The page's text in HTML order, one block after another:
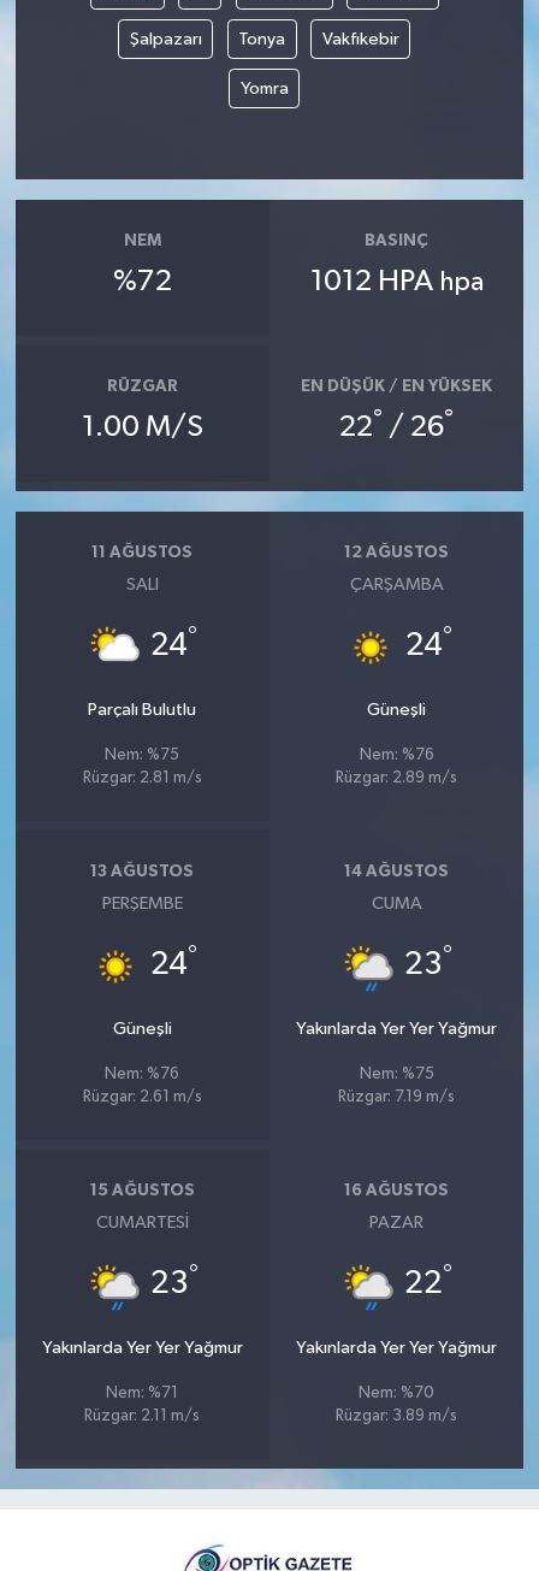
Şalpazarı Tonya Vakfıkebir
Yomra
NEM
%72
BASINÇ
1012 HPA hpa
RÜZGAR
1.00 M/S
EN DÜŞÜK / EN YÜKSEK
22° / 26°
11 AĞUSTOS
SALI
24°
Parçalı Bulutlu
Nem: %75
Rüzgar: 2.81 m/s
12 AĞUSTOS
ÇARŞAMBA
24°
Güneşli
Nem: %76
Rüzgar: 2.89 m/s
13 AĞUSTOS
PERŞEMBE
24°
Güneşli
Nem: %76
Rüzgar: 2.61 m/s
14 AĞUSTOS
CUMA
23°
Yakınlarda Yer Yer Yağmur
Nem: %75
Rüzgar: 7.19 m/s
15 AĞUSTOS
CUMARTESI
23°
Yakınlarda Yer Yer Yağmur
Nem: %71
Rüzgar: 2.11 m/s
16 AĞUSTOS
PAZAR
22°
Yakınlarda Yer Yer Yağmur
Nem: %70
Rüzgar: 3.89 m/s